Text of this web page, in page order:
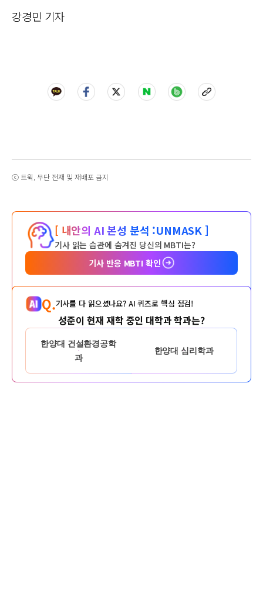
강경민 기자
ⓒ 트윅, 무단 전재 및 재배포 금지
[ 내안의 AI 본성 분석 :UNMASK ]
기사 읽는 습관에 숨겨진 당신의 MBTI는?
기사 반응 MBTI 확인
Q.기사를 다 읽으셨나요? AI 퀴즈로 핵심 점검!
성준이 현재 재학 중인 대학과 학과는?
한양대 건설환경공학
과
한양대 심리학과